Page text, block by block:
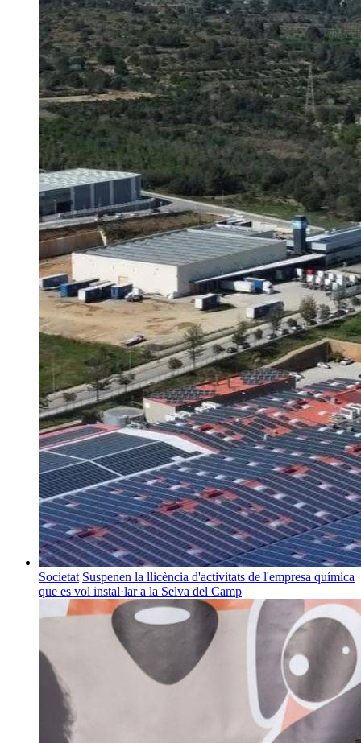
Societat Suspenen la llicència d'activitats de l'empresa química
que es vol instal·lar a la Selva del Camp